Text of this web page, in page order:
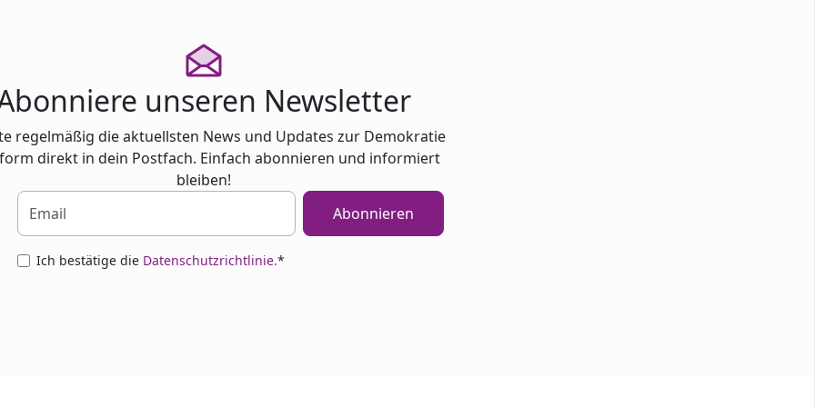
unseren Newsletter
regelmäßig die aktuellsten News und Updates zur Demokratie
direkt in dein Postfach. Einfach abonnieren und informiert
bleiben!
Ich bestätige die Datenschutzrichtlinie.*
Abonnieren